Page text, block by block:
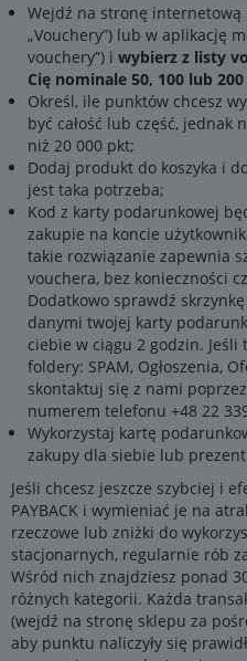
Wejdź na stronę internetową
„Vouchery”) lub w aplikację
vouchery”) i wybierz z listy
Cię nominale 50, 100 lub 200
Określ, ile punktów chcesz
być całość lub część,
niż 20 000 pkt;
Dodaj produkt do koszyka i
jest taka potrzeba;
Kod z karty podarunkowej
zakupie na koncie
takie rozwiązanie zapewnia
vouchera, bez konieczności
Dodatkowo sprawdź
danymi twojej karty
ciebie w ciągu 2 godzin.
foldery: SPAM, Ogłoszenia,
skontaktuj się z nami
numerem telefonu +48 22
Wykorzystaj kartę
zakupy dla siebie lub
Jeśli chcesz jeszcze szybciej i
PAYBACK i wymieniać je na
rzeczowe lub zniżki do
stacjonarnych, regularnie rób
Wśród nich znajdziesz ponad
różnych kategorii. Każda
(wejdź na stronę sklepu za
aby punktu naliczyły się